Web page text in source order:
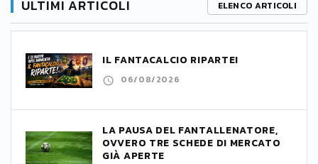
ULTIMI ARTICOLI ELENCO ARTICOLI
IL FANTACALCIO RIPARTE!
06/08/2026
LA PAUSA DEL FANTALLENATORE,
OVVERO TRE SCHEDE DI MERCATO
GIÀ APERTE